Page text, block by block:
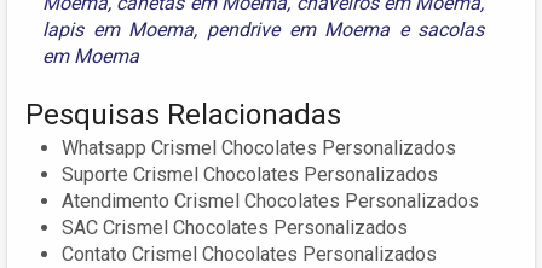
lapis em Moema, pendrive em Moema e sacolas
em Moema
Pesquisas Relacionadas
Whatsapp Crismel Chocolates Personalizados
Suporte Crismel Chocolates Personalizados
Atendimento Crismel Chocolates Personalizados
SAC Crismel Chocolates Personalizados
Contato Crismel Chocolates Personalizados